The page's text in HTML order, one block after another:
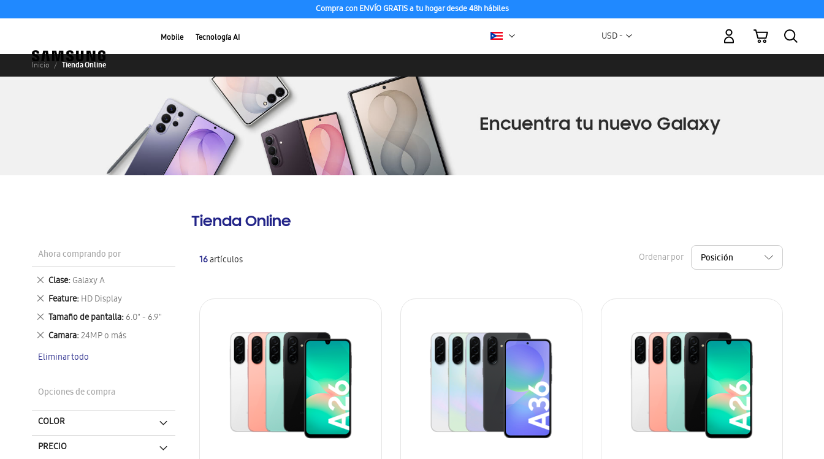
Compra con ENVÍO GRATIS a tu hogar desde 48h hábiles
Mobile Tecnología AI Moneda
USD -
Mi carrito
Inicio Tienda Online
Tienda Online
16artículos Ordenar por
Ahora comprando por
Clase Galaxy A
Eliminar
este
artículo
Feature HD Display
Eliminar
este
artículo
Tamaño de pantalla 6.0" - 6.9"
Eliminar
este
artículo
Camara 24MP o más
Eliminar
artículo
Eliminar todo
Opciones de compra
COLOR
PRECIO